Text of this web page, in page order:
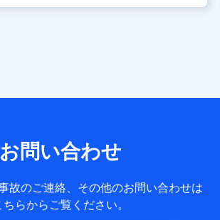
NTTドコモが提供する保険関連サービスに
報）が含まれます。
例として、保険契約者及び被保険者の氏
日、性別、保険契約者と被保険者の関係、
保険商品の内容、保険料、保険料のお支払
お問い合わせ
故のご連絡、その他のお問い合わせは
ちらからご覧ください。